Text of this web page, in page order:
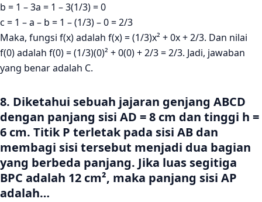
b = 1 – 3a = 1 – 3(1/3) = 0
c = 1 – a – b = 1 – (1/3) – 0 = 2/3
Maka, fungsi f(x) adalah f(x) = (1/3)x² + 0x + 2/3. Dan nilai
f(0) adalah f(0) = (1/3)(0)² + 0(0) + 2/3 = 2/3. Jadi, jawaban
yang benar adalah C.
8. Diketahui sebuah jajaran genjang ABCD
dengan panjang sisi AD = 8 cm dan tinggi h =
6 cm. Titik P terletak pada sisi AB dan
membagi sisi tersebut menjadi dua bagian
yang berbeda panjang. Jika luas segitiga
BPC adalah 12 cm², maka panjang sisi AP
adalah…